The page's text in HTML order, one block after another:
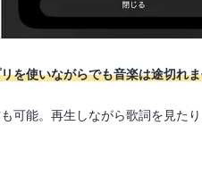
を使いながらでも音楽は途切れ
可能。再生しながら歌詞を見た